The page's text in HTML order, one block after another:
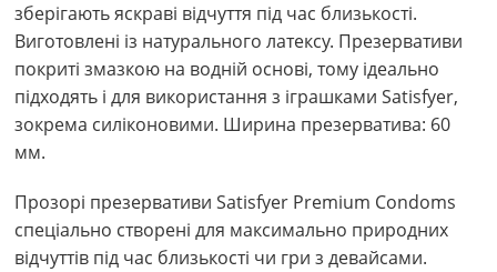
зберігають яскраві відчуття під час близькості.
Виготовлені із натурального латексу. Презервативи
покриті змазкою на водній основі, тому ідеально
підходять і для використання з іграшками Satisfyer,
зокрема силіконовими. Ширина презерватива: 60
мм.
Прозорі презервативи Satisfyer Premium Condoms
спеціально створені для максимально природних
відчуттів під час близькості чи гри з девайсами.